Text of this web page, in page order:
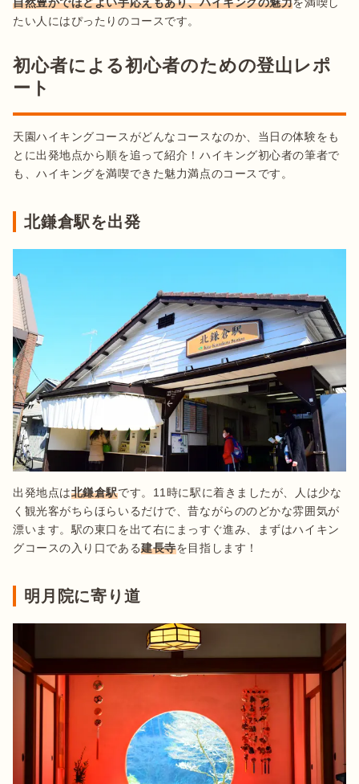
たい人にはぴったりのコースです。
初心者による初心者のための登山レポ
ート
天園ハイキングコースがどんなコースなのか、当日の体験をも
とに出発地点から順を追って紹介！ハイキング初心者の筆者で
も、ハイキングを満喫できた魅力満点のコースです。
北鎌倉駅を出発
出発地点は北鎌倉駅です。11時に駅に着きましたが、人は少な
く観光客がちらほらいるだけで、昔ながらののどかな雰囲気が
漂います。駅の東口を出て右にまっすぐ進み、まずはハイキン
グコースの入り口である建長寺を目指します！
明月院に寄り道